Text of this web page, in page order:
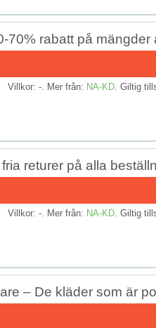
70% rabatt på mängder
Villkor: -. Mer från: NA-KD . Giltig
returer på alla
Villkor: -. Mer från: NA-KD . Giltig
– De kläder som är